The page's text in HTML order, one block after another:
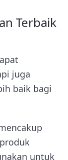
Terbaik
juga
baik bagi
untuk